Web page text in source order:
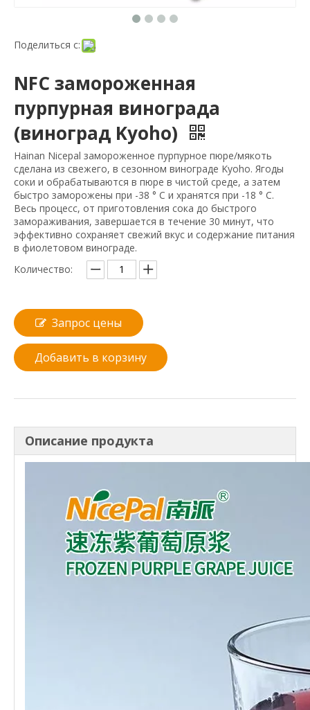
Поделиться с:
NFC замороженная
пурпурная винограда
(виноград Kyoho)
Hainan Nicepal замороженное пурпурное пюре/мякоть
сделана из свежего, в сезонном винограде Kyoho. Ягоды
соки и обрабатываются в пюре в чистой среде, а затем
быстро заморожены при -38 ° C и хранятся при -18 ° C.
Весь процесс, от приготовления сока до быстрого
замораживания, завершается в течение 30 минут, что
эффективно сохраняет свежий вкус и содержание питания
в фиолетовом винограде.
Количество:
Запрос цены
Добавить в корзину
Описание продукта